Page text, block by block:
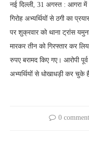
नई दिल्ली, 31 अगस्त : आगरा में
गिरोह अभ्यर्थियों से ठगी का
पर शुक्रवार को थाना ट्रांस
मारकर तीन को गिरफ्तार कर
रुपए बरामद किए गए। आरोपी
अभ्यर्थियों से धोखाधड़ी कर
0